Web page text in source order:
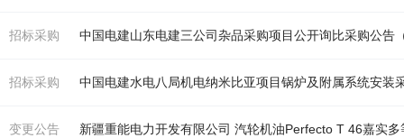
招标采购 中国电建山东电建三公司杂品采购项目公开询比采购公告
招标采购 中国电建水电八局机电纳米比亚项目锅炉及附属系统安装
变更公告 新疆重能电力开发有限公司汽轮机油Perfecto T 46嘉实多